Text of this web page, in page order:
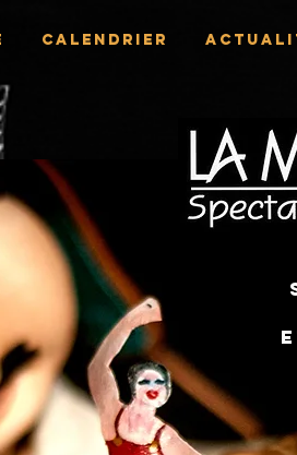
Calendrier